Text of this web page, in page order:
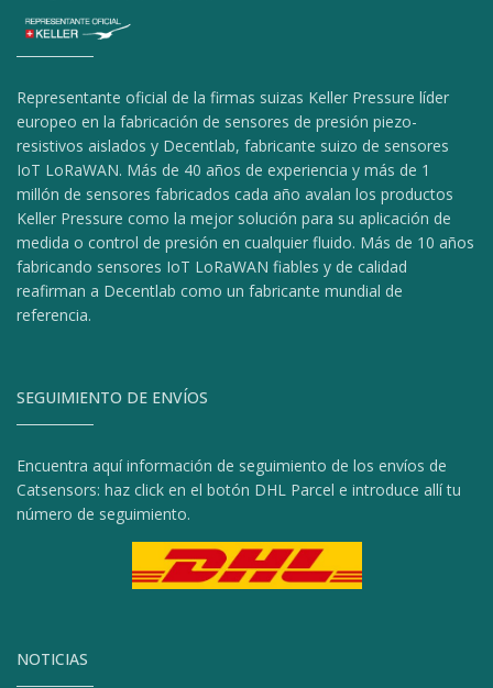
Representante oficial de la firmas suizas Keller Pressure líder
europeo en la fabricación de sensores de presión piezo-
resistivos aislados y Decentlab, fabricante suizo de sensores
IoT LoRaWAN. Más de 40 años de experiencia y más de 1
millón de sensores fabricados cada año avalan los productos
Keller Pressure como la mejor solución para su aplicación de
medida o control de presión en cualquier fluido. Más de 10 años
fabricando sensores IoT LoRaWAN fiables y de calidad
reafirman a Decentlab como un fabricante mundial de
referencia.
SEGUIMIENTO DE ENVÍOS
Encuentra aquí información de seguimiento de los envíos de
Catsensors: haz click en el botón DHL Parcel e introduce allí tu
número de seguimiento.
NOTICIAS